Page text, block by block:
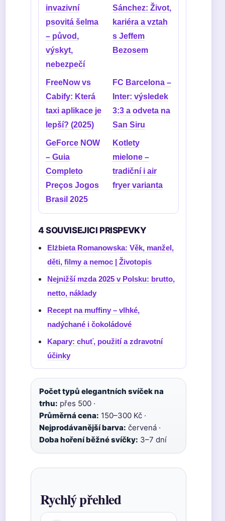
invazivní
psovitá šelma
– původ,
výskyt,
nebezpečí
Sánchez: Život,
kariéra a vztah
s Jeffem
Bezosem
FreeNow vs
Cabify: Která
taxi aplikace je
lepší? (2025)
FC Barcelona –
Inter: výsledek
3:3 a odveta na
San Siru
GeForce NOW
– Guia
Completo
Preços Jogos
Brasil 2025
Kotlety
mielone –
tradiční i air
fryer varianta
4 SOUVISEJICI PRISPEVKY
Elżbieta Romanowska: Věk, manžel,
děti, filmy a nemoc | Životopis
Nejnižší mzda 2025 v Polsku: brutto,
netto, náklady
Recept na muffiny – vlhké,
nadýchané i čokoládové
Kapary: chuť, použití a zdravotní
účinky
Počet typů elegantních svíček na
trhu: přes 500 ·
Průměrná cena: 150–300 Kč ·
Nejprodávanější barva: červená ·
Doba hoření běžné svíčky: 3–7 dní
Rychlý přehled